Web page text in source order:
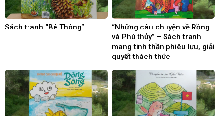
Sách tranh “Bé Thông”
“Những câu chuyện về Rồng
và Phù thủy” – Sách tranh
mang tinh thần phiêu lưu, giải
quyết thách thức